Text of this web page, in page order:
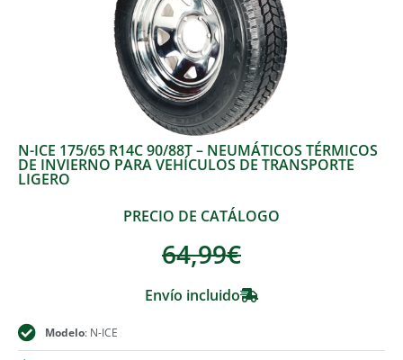
N-ICE 175/65 R14C 90/88T – NEUMÁTICOS TÉRMICOS
DE INVIERNO PARA VEHÍCULOS DE TRANSPORTE
LIGERO
PRECIO DE CATÁLOGO
64,99€
Envío incluido
Modelo: N-ICE